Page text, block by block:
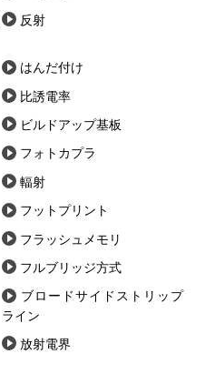
反射
はんだ付け
比誘電率
ビルドアップ基板
フォトカプラ
輻射
フットプリント
フラッシュメモリ
フルブリッジ方式
ブロードサイドストリップ
ライン
放射電界